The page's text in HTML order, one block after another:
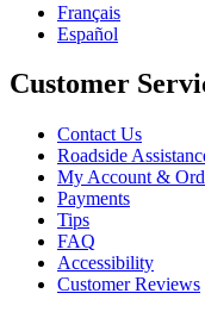
Français
Español
Customer
Contact Us
Roadside
My Account &
Payments
Tips
FAQ
Accessibility
Customer Reviews